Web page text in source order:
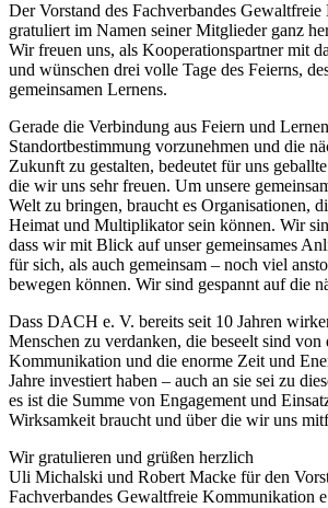
Der Vorstand des Fachverbandes
gratuliert im Namen seiner Mitglieder ganz
Wir freuen uns, als Kooperationspartner mit
und wünschen drei volle Tage des Feierns,
gemeinsamen Lernens.
Gerade die Verbindung aus Feiern und
Standortbestimmung vorzunehmen und die
Zukunft zu gestalten, bedeutet für uns
die wir uns sehr freuen. Um unsere
Welt zu bringen, braucht es Organisationen,
Heimat und Multiplikator sein können. Wir
dass wir mit Blick auf unser gemeinsames
für sich, als auch gemeinsam – noch viel
bewegen können. Wir sind gespannt auf die
Dass DACH e. V. bereits seit 10 Jahren
Menschen zu verdanken, die beseelt sind
Kommunikation und die enorme Zeit und
Jahre investiert haben – auch an sie sei zu
es ist die Summe von Engagement und
Wirksamkeit braucht und über die wir uns
Wir gratulieren und grüßen herzlich
Uli Michalski und Robert Macke für den
Fachverbandes Gewaltfreie Kommunikation